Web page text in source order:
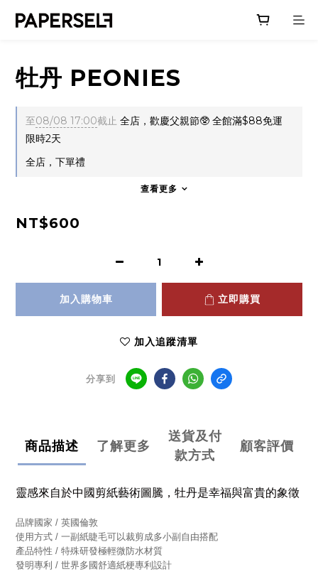
牡丹 PEONIES
至08/08 17:00截止 全店，歡慶父親節🥸 全館滿$88免運
限時2天
全店，下單禮
查看更多
NT$600
加入購物車 立即購買
加入追蹤清單
分享到
商品描述 了解更多
送貨及付
款方式
顧客評價
靈感來自於中國剪紙藝術圖騰， 牡丹是幸福與富貴的象徵
品牌國家 / 英國倫敦
使用方式 / 一副紙睫毛可以裁剪成多小副自由搭配
產品特性 / 特殊研發極輕微防水材質
發明專利 / 世界多國舒適紙梗專利設計